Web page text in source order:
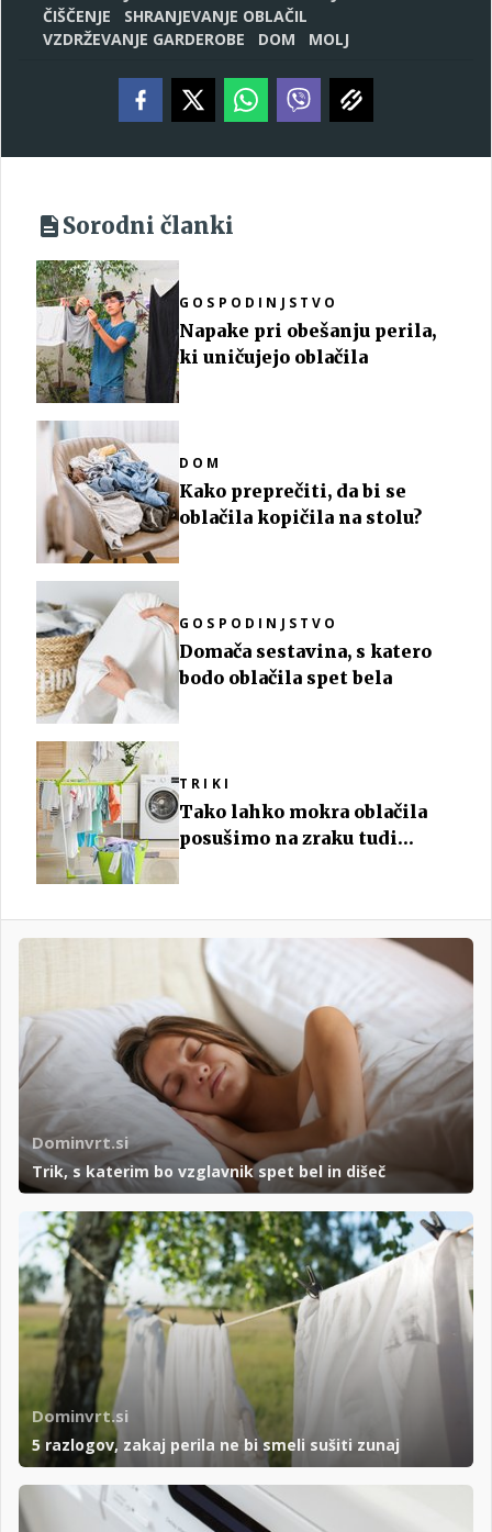
ČIŠČENJE
SHRANJEVANJE OBLAČIL
VZDRŽEVANJE GARDEROBE
DOM MOLJ
Sorodni članki
GOSPODINJSTVO
Napake pri obešanju perila,
ki uničujejo oblačila
DOM
Kako preprečiti, da bi se
oblačila kopičila na stolu?
GOSPODINJSTVO
Domača sestavina, s katero
bodo oblačila spet bela
TRIKI
Tako lahko mokra oblačila
posušimo na zraku tudi
Dominvrt.si
Trik, s katerim bo vzglavnik spet bel in dišeč
Dominvrt.si
5 razlogov, zakaj perila ne bi smeli sušiti zunaj